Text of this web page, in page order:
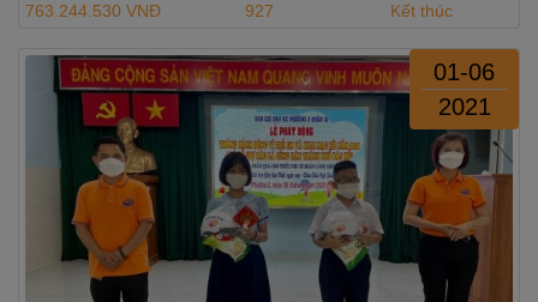
763.244.530 VNĐ
927
Kết thúc
01-06
2021